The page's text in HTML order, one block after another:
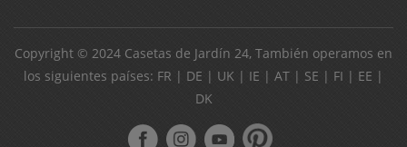
Copyright © 2024 Casetas de Jardín 24, También operamos en
los siguientes países: FR | DE | UK | IE | AT | SE | FI | EE |
DK